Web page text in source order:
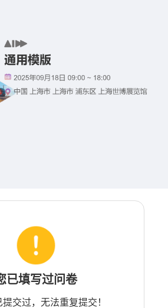
已填写过问卷
交过，无法重复提交！